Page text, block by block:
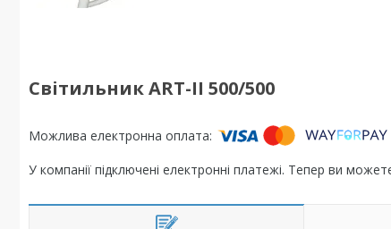
Світильник ART-II 500/500
У компанії підключені електронні платежі. Тепер ви